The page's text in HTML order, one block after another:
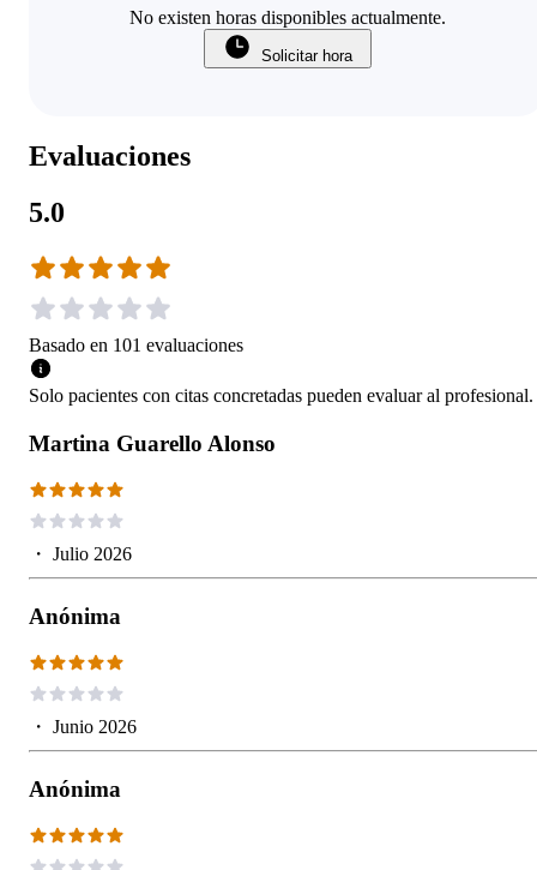
No existen horas disponibles actualmente.
Solicitar hora
Evaluaciones
5.0
Basado en 101 evaluaciones
Solo pacientes con citas concretadas pueden evaluar al profesional.
Martina Guarello Alonso
・ Julio 2026
Anónima
・ Junio 2026
Anónima